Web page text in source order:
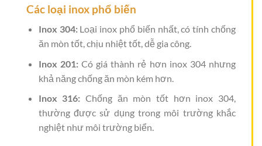
Các loại inox phổ biến
Inox 304:Loại inox phổ biến nhất, có tính chống
ăn mòn tốt, chịu nhiệt tốt, dễ gia công.
Inox 201:Có giá thành rẻ hơn inox 304 nhưng
khả năng chống ăn mòn kém hơn.
Inox 316: Chống ăn mòn tốt hơn inox 304,
thường được sử dụng trong môi trường khắc
nghiệt như môi trường biển.